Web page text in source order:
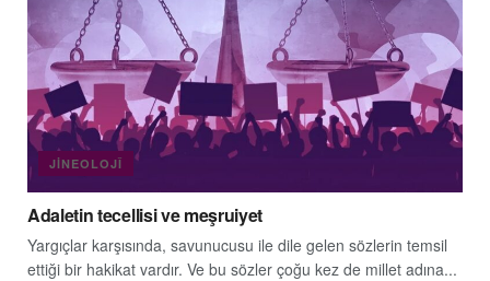
JINEOLOJÎ
Adaletin tecellisi ve meşruiyet
Yargıçlar karşısında, savunucusu ile dile gelen sözlerin temsil
ettiği bir hakikat vardır. Ve bu sözler çoğu kez de millet adına...